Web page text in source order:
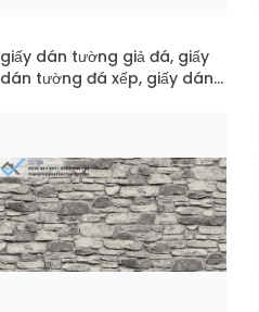
giấy dán tường giả đá, giấy
dán tường đá xếp, giấy dán